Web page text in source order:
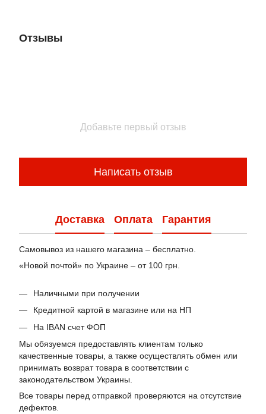
Отзывы
Добавьте первый отзыв
Написать отзыв
Доставка Оплата Гарантия
Самовывоз из нашего магазина – бесплатно.
«Новой почтой» по Украине – от 100 грн.
Наличными при получении
Кредитной картой в магазине или на НП
На IBAN счет ФОП
Мы обязуемся предоставлять клиентам только
качественные товары, а также осуществлять обмен или
принимать возврат товара в соответствии с
законодательством Украины.
Все товары перед отправкой проверяются на отсутствие
дефектов.